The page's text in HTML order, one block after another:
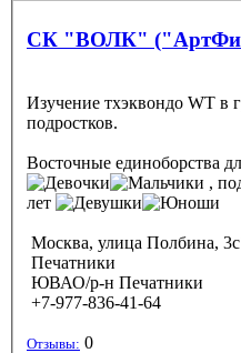
СК "ВОЛК"
Изучение тхэквондо WТ в
подростков.
Восточные единоборства
,
лет
Москва, улица Полбина,
Печатники
ЮВАО/р-н Печатники
+7-977-836-41-64
Отзывы: 0